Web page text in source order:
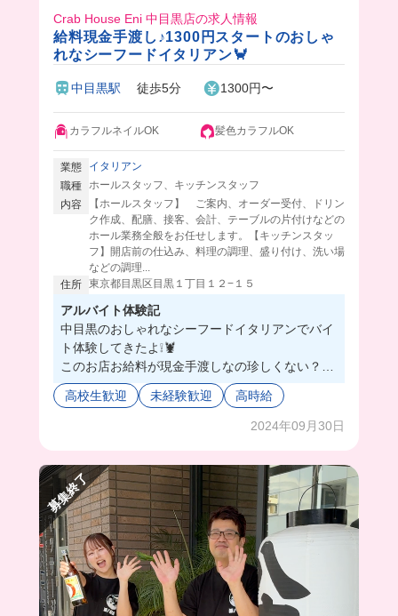
Crab House Eni 中目黒店の求人情報
給料現金手渡し♪1300円スタートのおしゃ
れなシーフードイタリアン🦀
中目黒駅 徒歩5分 1300円〜
カラフルネイルOK 髪色カラフルOK
業態
イタリアン
職種
ホールスタッフ、キッチンスタッフ
内容
【ホールスタッフ】 ご案内、オーダー受付、ドリン
ク作成、配膳、接客、会計、テーブルの片付けなどの
ホール業務全般をお任せします。【キッチンスタッ
フ】開店前の仕込み、料理の調理、盛り付け、洗い場
などの調理...
住所 東京都目黒区目黒１丁目１２−１５
アルバイト体験記
中目黒のおしゃれなシーフードイタリアンでバイ
ト体験してきたよ❕🦞
このお店お給料が現金手渡しなの珍しくない？？
🫢
スタッフさんはみんなとっても優しかったし超絶
品のまかないを食べられちゃった🥹🫶
高校生歓迎 未経験歓迎 高時給
2024年09月30日
募集終了